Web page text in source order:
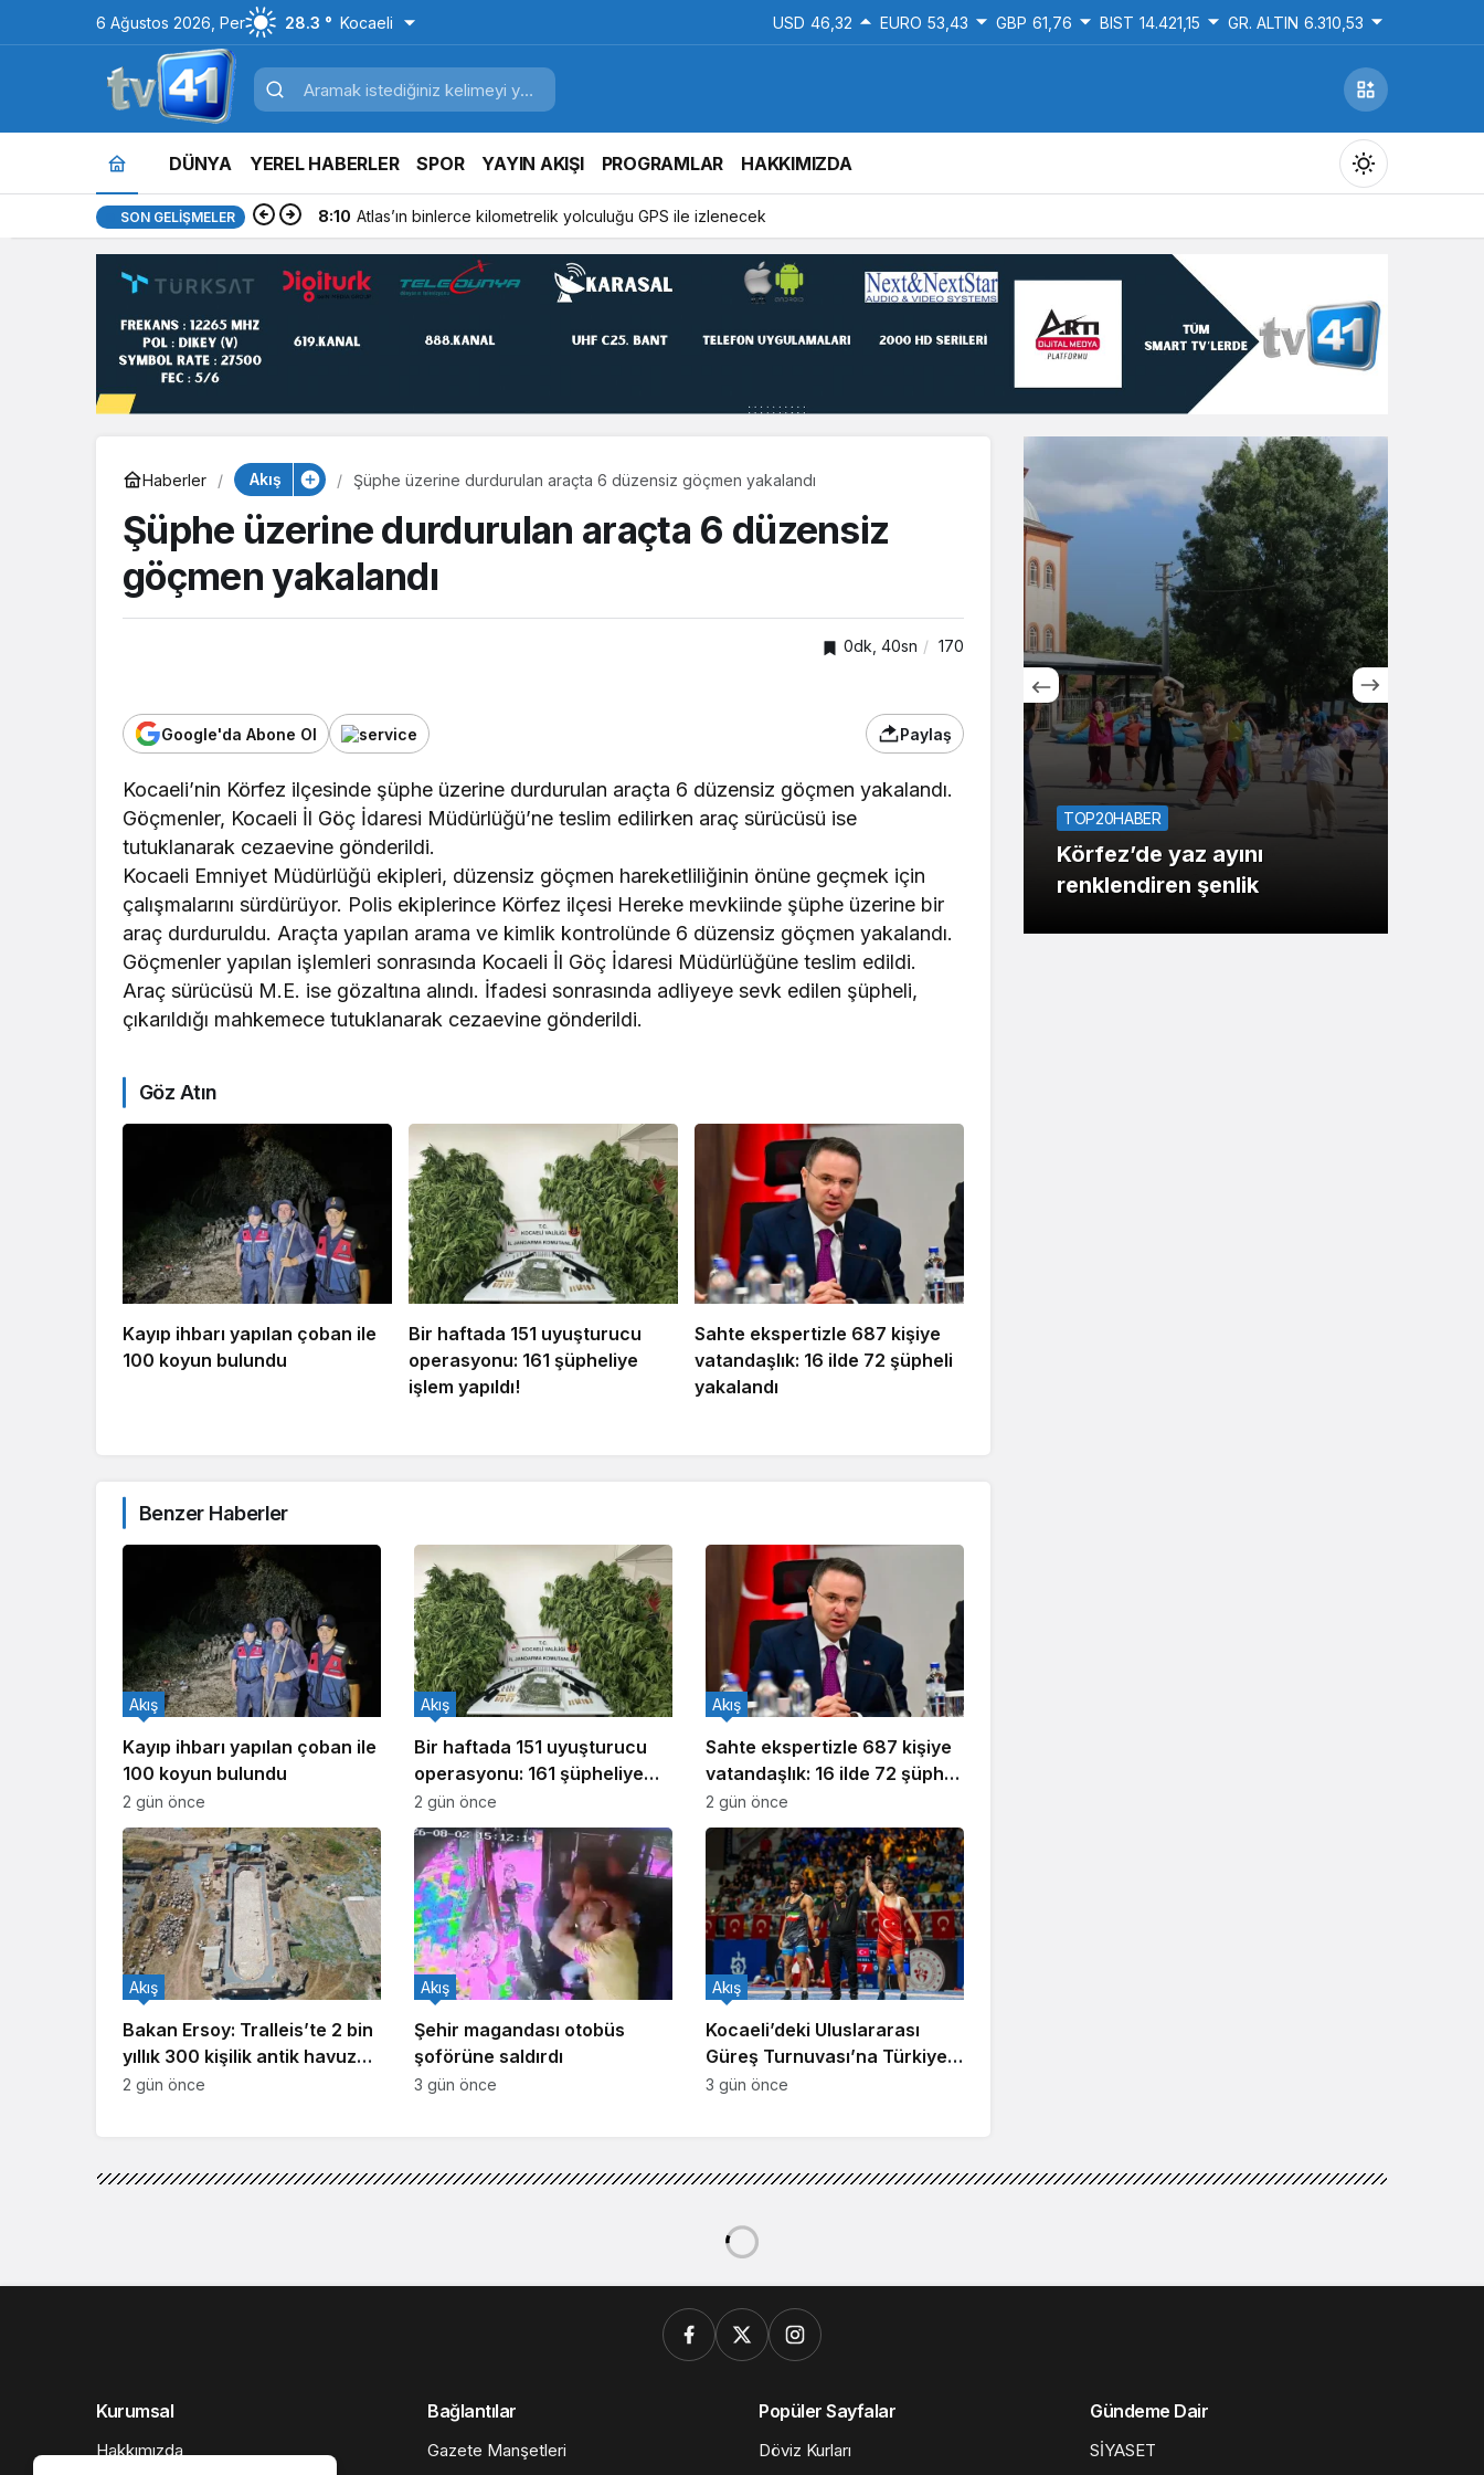
6 Ağustos 2026, Per 28.3 ° Kocaeli USD 46,32 EURO 53,43 GBP 61,76 BIST 14.421,15 GR. ALTIN 6.310,53
DÜNYA YEREL HABERLER SPOR YAYIN AKIŞI PROGRAMLAR HAKKIMIZDA
Gündüz Modu
Gündüz modunu seçin.
Gece modunu seçin.
Sistem Modu
Sistem modunu seçin.
SON GELIŞMELER 8:10 Atlas’ın binlerce kilometrelik yolculuğu GPS ile izlenecek
Haberler Akış Şüphe üzerine durdurulan araçta 6 düzensiz göçmen yakalandı
Şüphe üzerine durdurulan araçta 6 düzensiz
göçmen yakalandı
0dk, 40sn 170
Google'da Abone Ol Paylaş
Kocaeli’nin Körfez ilçesinde şüphe üzerine durdurulan araçta 6 düzensiz göçmen yakalandı.
Göçmenler, Kocaeli İl Göç İdaresi Müdürlüğü’ne teslim edilirken araç sürücüsü ise
tutuklanarak cezaevine gönderildi.
Kocaeli Emniyet Müdürlüğü ekipleri, düzensiz göçmen hareketliliğinin önüne geçmek için
çalışmalarını sürdürüyor. Polis ekiplerince Körfez ilçesi Hereke mevkiinde şüphe üzerine bir
araç durduruldu. Araçta yapılan arama ve kimlik kontrolünde 6 düzensiz göçmen yakalandı.
Göçmenler yapılan işlemleri sonrasında Kocaeli İl Göç İdaresi Müdürlüğüne teslim edildi.
Araç sürücüsü M.E. ise gözaltına alındı. İfadesi sonrasında adliyeye sevk edilen şüpheli,
çıkarıldığı mahkemece tutuklanarak cezaevine gönderildi.
Göz Atın
Kayıp ihbarı yapılan çoban ile
100 koyun bulundu
Bir haftada 151 uyuşturucu
operasyonu: 161 şüpheliye
işlem yapıldı!
Sahte ekspertizle 687 kişiye
vatandaşlık: 16 ilde 72 şüpheli
yakalandı
Benzer Haberler
Kayıp ihbarı yapılan çoban ile
100 koyun bulundu
Akış
2 gün önce
Bir haftada 151 uyuşturucu
operasyonu: 161 şüpheliye
işlem yapıldı!
Akış
2 gün önce
Sahte ekspertizle 687 kişiye
vatandaşlık: 16 ilde 72 şüpheli
yakalandı
Akış
2 gün önce
Bakan Ersoy: Tralleis’te 2 bin
yıllık 300 kişilik antik havuz
gün yüzüne çıkarıldı
Akış
2 gün önce
Şehir magandası otobüs
şoförüne saldırdı
Akış
3 gün önce
Kocaeli’deki Uluslararası
Güreş Turnuvası’na Türkiye
damgası
Akış
3 gün önce
ASAYİŞ
Kocaeli’de 3 yıl 44 gün
hapis cezası bulunan firari
yakalandı
TOP20HABER
Atlas’ın binlerce
ile izlenecek
TOP20HABER
Körfez’de yaz ayını
renklendiren şenlik
Kocaelispor – Erzurumspor maçının ardından